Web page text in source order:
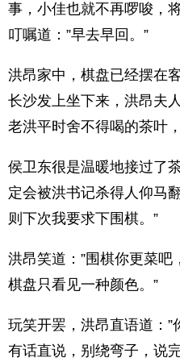
事，小佳也就不再啰唆，
叮嘱道：”早去早回。”
洪昂家中，棋盘已经摆在
长沙发上坐下来，洪昂夫
老洪平时舍不得喝的茶叶
侯卫东很是温暖地接过了
定会被洪书记杀得人仰马
则下次我要求下围棋。”
洪昂笑道：”围棋你更菜
棋盘只看见一种颜色。”
玩笑开罢，洪昂直语道：”
有话直说，别绕弯子，说